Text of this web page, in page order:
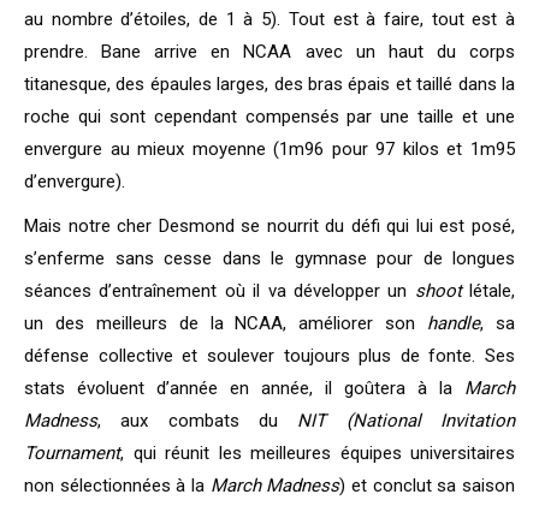
au nombre d’étoiles, de 1 à 5). Tout est à faire, tout est à
prendre. Bane arrive en NCAA avec un haut du corps
titanesque, des épaules larges, des bras épais et taillé dans la
roche qui sont cependant compensés par une taille et une
envergure au mieux moyenne (1m96 pour 97 kilos et 1m95
d’envergure).
Mais notre cher Desmond se nourrit du défi qui lui est posé,
s’enferme sans cesse dans le gymnase pour de longues
séances d’entraînement où il va développer un shootlétale,
un des meilleurs de la NCAA, améliorer son handle, sa
défense collective et soulever toujours plus de fonte. Ses
stats évoluent d’année en année, il goûtera à la March
Madness, aux combats du NIT (National Invitation
Tournament, qui réunit les meilleures équipes universitaires
non sélectionnées à la March Madness) et conclut sa saison